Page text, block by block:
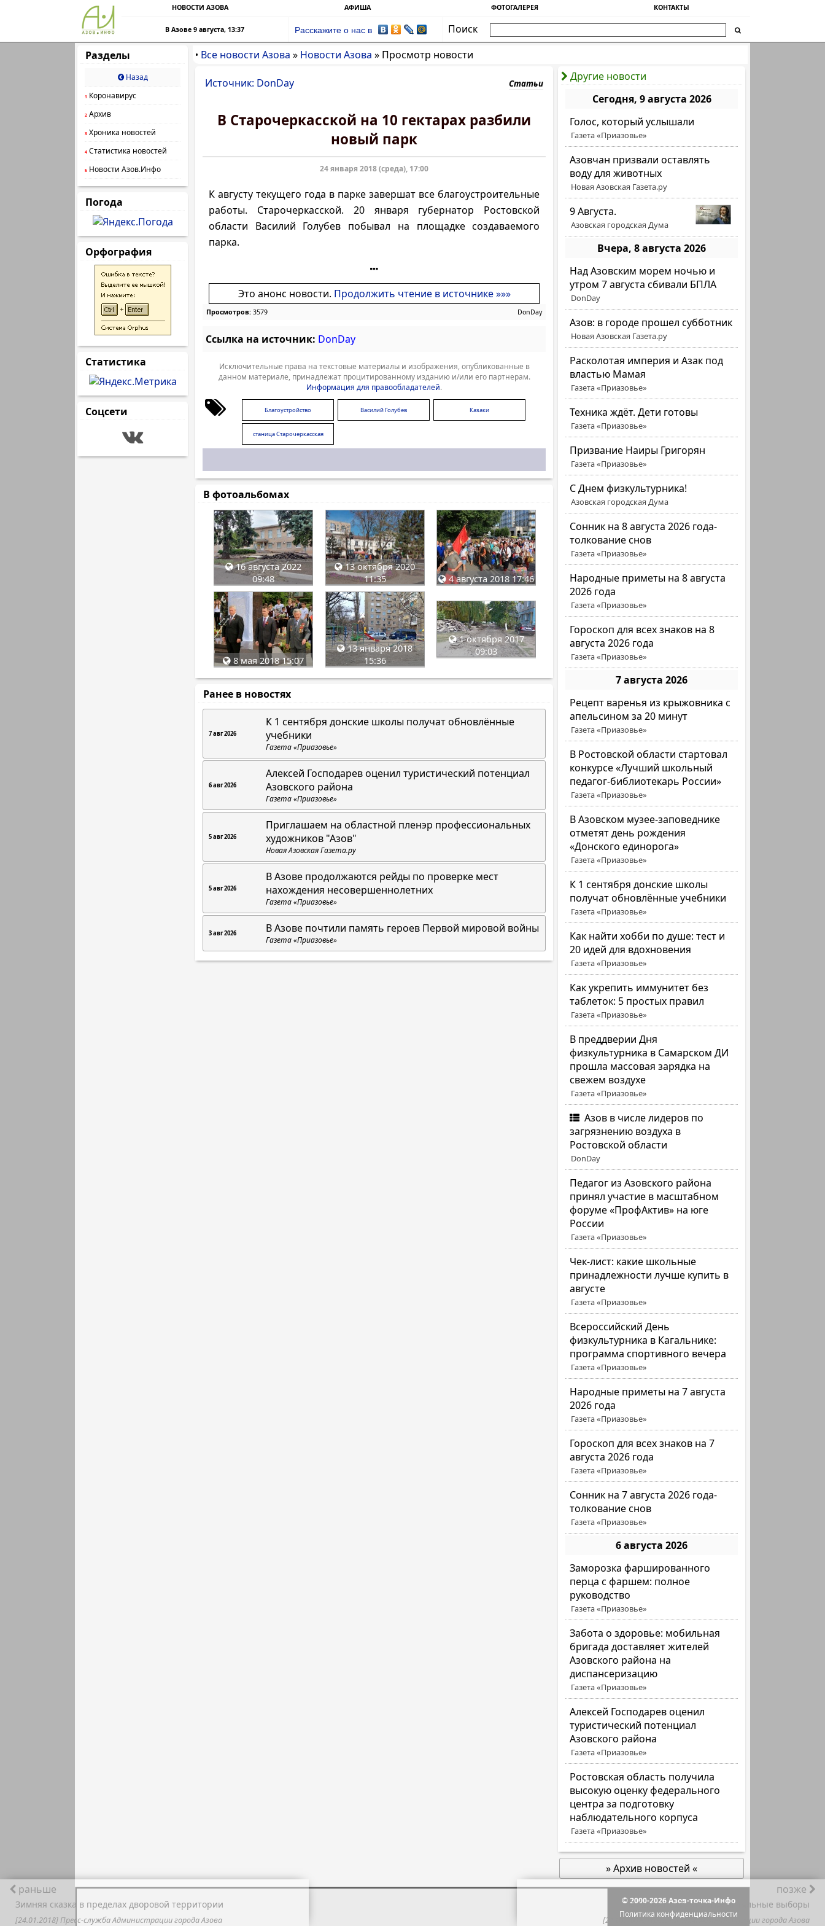
НОВОСТИ АЗОВА АФИША ФОТОГАЛЕРЕЯ КОНТАКТЫ
В Азове 9 августа, 13:37 Расскажите о нас в
Поиск
Разделы
Назад
1 Коронавирус
2 Архив
3 Хроника новостей
4 Статистика новостей
5 Новости Азов.Инфо
Погода
Орфография
Статистика
Соцсети
• Все новости Азова » Новости Азова » Просмотр новости
Другие новости
Сегодня, 9 августа 2026
Голос, который услышали
Газета «Приазовье»
Азовчан призвали оставлять
воду для животных
Новая Азовская Газета.ру
9 Августа.
Азовская городская Дума
Вчера, 8 августа 2026
Над Азовским морем ночью и
утром 7 августа сбивали БПЛА
DonDay
Азов: в городе прошел субботник
Новая Азовская Газета.ру
Расколотая империя и Азак под
властью Мамая
Газета «Приазовье»
Техника ждёт. Дети готовы
Газета «Приазовье»
Призвание Наиры Григорян
Газета «Приазовье»
C Днем физкультурника!
Азовская городская Дума
Сонник на 8 августа 2026 года-
толкование снов
Газета «Приазовье»
Народные приметы на 8 августа
2026 года
Газета «Приазовье»
Гороскоп для всех знаков на 8
августа 2026 года
Газета «Приазовье»
7 августа 2026
Рецепт варенья из крыжовника с
апельсином за 20 минут
Газета «Приазовье»
В Ростовской области стартовал
конкурсе «Лучший школьный
педагог-библиотекарь России»
Газета «Приазовье»
В Азовском музее-заповеднике
отметят день рождения
«Донского единорога»
Газета «Приазовье»
К 1 сентября донские школы
получат обновлённые учебники
Газета «Приазовье»
Как найти хобби по душе: тест и
20 идей для вдохновения
Газета «Приазовье»
Как укрепить иммунитет без
таблеток: 5 простых правил
Газета «Приазовье»
В преддверии Дня
физкультурника в Самарском ДИ
прошла массовая зарядка на
свежем воздухе
Газета «Приазовье»
Азов в числе лидеров по
загрязнению воздуха в
Ростовской области
DonDay
Педагог из Азовского района
принял участие в масштабном
форуме «ПрофАктив» на юге
России
Газета «Приазовье»
Чек-лист: какие школьные
принадлежности лучше купить в
августе
Газета «Приазовье»
Всероссийский День
физкультурника в Кагальнике:
программа спортивного вечера
Газета «Приазовье»
Народные приметы на 7 августа
2026 года
Газета «Приазовье»
Гороскоп для всех знаков на 7
августа 2026 года
Газета «Приазовье»
Сонник на 7 августа 2026 года-
толкование снов
Газета «Приазовье»
6 августа 2026
Заморозка фаршированного
перца с фаршем: полное
руководство
Газета «Приазовье»
Забота о здоровье: мобильная
бригада доставляет жителей
Азовского района на
диспансеризацию
Газета «Приазовье»
Алексей Господарев оценил
туристический потенциал
Азовского района
Газета «Приазовье»
Ростовская область получила
высокую оценку федерального
центра за подготовку
наблюдательного корпуса
Газета «Приазовье»
» Архив новостей «
Источник: DonDay Статьи
раньше
Зимняя сказка в пределах дворовой территории
[24.01.2018] Пресс-служба Администрации города Азова
позже
В Азове пройдут дополнительные выборы
[24.01.2018] Пресс-служба Администрации города Азова
В Старочеркасской на 10 гектарах разбили
новый парк
24 января 2018 (среда), 17:00
К августу текущего года в парке завершат все благоустроительные
работы. Старочеркасской. 20 января губернатор Ростовской
области Василий Голубев побывал на площадке создаваемого
парка.
Это анонс новости. Продолжить чтение в источнике »»»
Просмотров: 3579 DonDay
Ссылка на источник: DonDay
Исключительные права на текстовые материалы и изображения, опубликованные в
данном материале, принадлежат процитированному изданию и/или его партнерам.
Информация для правообладателей.
Благоустройство Василий Голубев Казаки
станица Старочеркасская
В фотоальбомах
16 августа 2022
09:48
13 октября 2020
11:35
4 августа 2018 17:46
8 мая 2018 15:07
13 января 2018
15:36
1 октября 2017
09:03
Ранее в новостях
7 авг 2026
К 1 сентября донские школы получат обновлённые
учебники
Газета «Приазовье»
6 авг 2026
Алексей Господарев оценил туристический потенциал
Азовского района
Газета «Приазовье»
5 авг 2026
Приглашаем на областной пленэр профессиональных
художников "Азов"
Новая Азовская Газета.ру
5 авг 2026
В Азове продолжаются рейды по проверке мест
нахождения несовершеннолетних
Газета «Приазовье»
3 авг 2026 В Азове почтили память героев Первой мировой войны
Газета «Приазовье»
© 2000-2026 Азов-точка-Инфо
Политика конфиденциальности